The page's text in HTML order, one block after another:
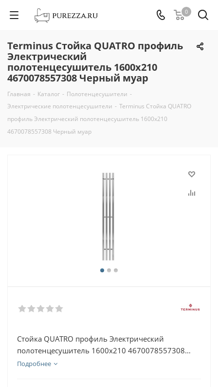
0
Terminus Стойка QUATRO профиль
Электрический
полотенцесушитель 1600х210
4670078557308 Черный муар
Главная - Каталог - Полотенцесушители -
Электрические полотенцесушители - Terminus Стойка QUATRO
профиль Электрический полотенцесушитель 1600х210
4670078557308 Черный муар
Стойка QUATRO профиль Электрический
полотенцесушитель 1600х210 4670078557308
Черный муар
Подробнее